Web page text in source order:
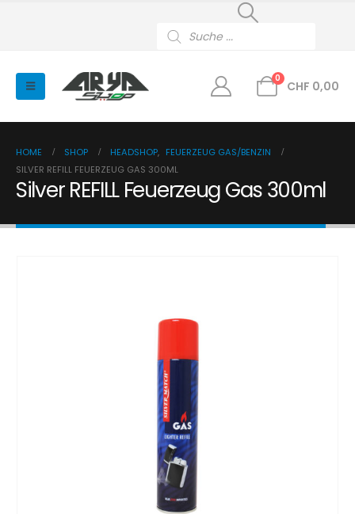
search
0
CHF 0,00
HOME SHOP HEADSHOP, FEUERZEUG GAS/BENZIN
SILVER REFILL FEUERZEUG GAS 300ML
Silver REFILL Feuerzeug Gas 300ml